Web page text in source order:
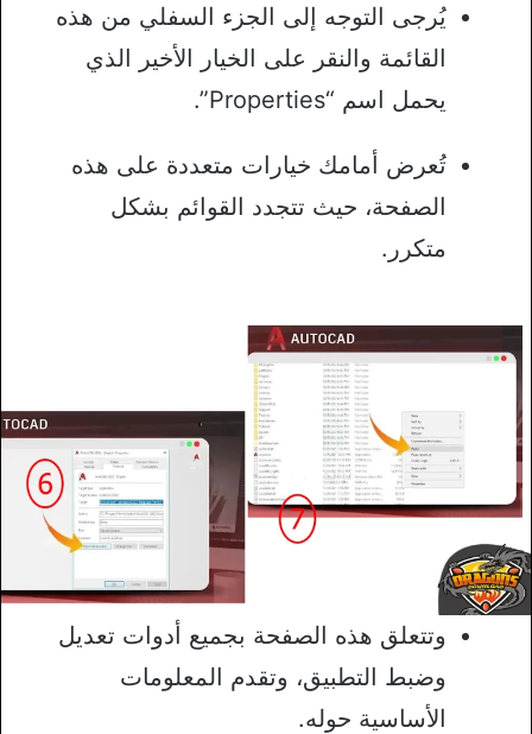
يُرجى التوجه إلى الجزء السفلي من هذه
القائمة والنقر على الخيار الأخير الذي
يحمل اسم “Properties”.
تُعرض أمامك خيارات متعددة على هذه
الصفحة، حيث تتجدد القوائم بشكل
متكرر.
وتتعلق هذه الصفحة بجميع أدوات تعديل
وضبط التطبيق، وتقدم المعلومات
الأساسية حوله.